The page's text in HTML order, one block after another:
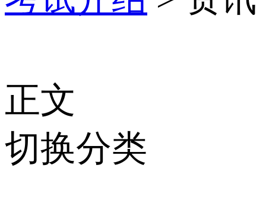
正文
切换分类